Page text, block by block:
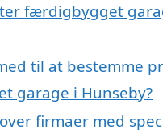
færdigbygget
til at bestemme
garage i Hunseby?
firmaer med